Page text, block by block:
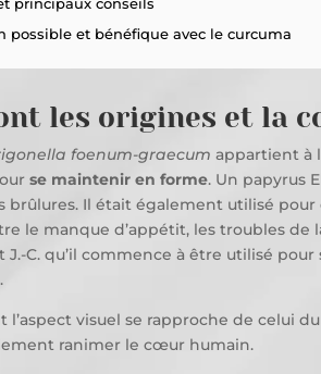
principaux conseils
possible et bénéfique avec le curcuma
les origines et la
foenum-graecum appartient à
se maintenir en forme. Un papyrus
brûlures. Il était également utilisé
le manque d’appétit, les troubles de
J.-C. qu’il commence à être utilisé pour
l’aspect visuel se rapproche de celui
ranimer le cœur humain.